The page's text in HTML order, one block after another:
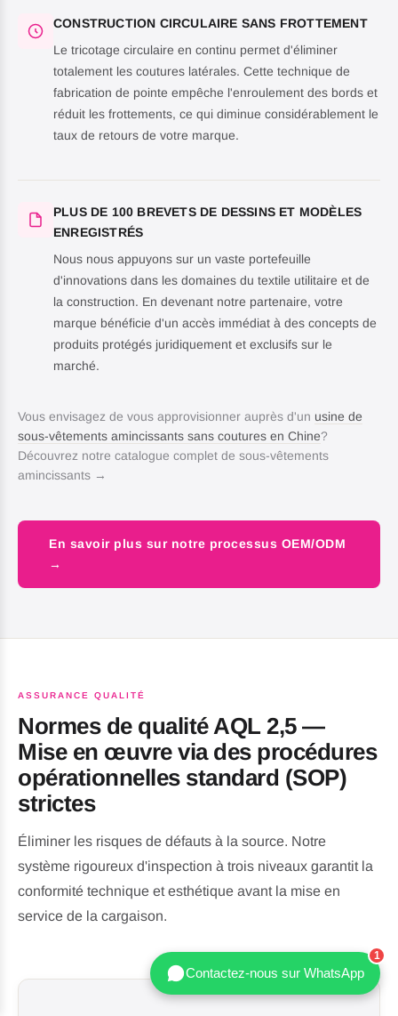
CONSTRUCTION CIRCULAIRE SANS FROTTEMENT
Le tricotage circulaire en continu permet d'éliminer
totalement les coutures latérales. Cette technique de
fabrication de pointe empêche l'enroulement des bords et
réduit les frottements, ce qui diminue considérablement le
taux de retours de votre marque.
PLUS DE 100 BREVETS DE DESSINS ET MODÈLES
ENREGISTRÉS
Nous nous appuyons sur un vaste portefeuille
d'innovations dans les domaines du textile utilitaire et de
la construction. En devenant notre partenaire, votre
marque bénéficie d'un accès immédiat à des concepts de
produits protégés juridiquement et exclusifs sur le
marché.
Vous envisagez de vous approvisionner auprès d'un usine de
sous-vêtements amincissants sans coutures en Chine?
Découvrez notre catalogue complet de sous-vêtements
amincissants →
En savoir plus sur notre processus OEM/ODM
→
ASSURANCE QUALITÉ
Normes de qualité AQL 2,5 —
Mise en œuvre via des procédures
opérationnelles standard (SOP)
strictes
Éliminer les risques de défauts à la source. Notre
système rigoureux d'inspection à trois niveaux garantit la
conformité technique et esthétique avant la mise en
service de la cargaison.
Contactez-nous sur WhatsApp